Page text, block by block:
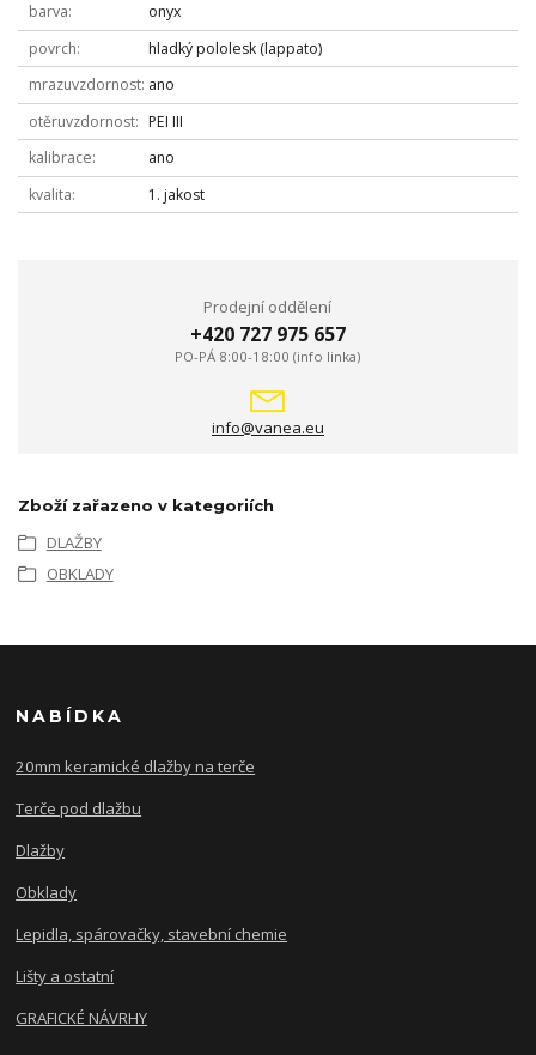
barva
onyx
povrch
hladký pololesk (lappato)
mrazuvzdornost ano
otěruvzdornost
PEI III
kalibrace
ano
kvalita
1. jakost
Prodejní oddělení
+420 727 975 657
PO-PÁ 8:00-18:00 (info linka)
info@vanea.eu
Zboží zařazeno v kategoriích
DLAŽBY
OBKLADY
NABÍDKA
20mm keramické dlažby na terče
Terče pod dlažbu
Dlažby
Obklady
Lepidla, spárovačky, stavební chemie
Lišty a ostatní
GRAFICKÉ NÁVRHY